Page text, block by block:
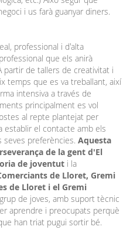
i us farà guanyar diners.
professional i d'alta
que els anirà
de tallers de creativitat i
temps que es va treballant, així
intensiva a través de
principalment es vol
al repte plantejat per
establir el contacte amb els
seves preferències. Aquesta
de la gent d'El
de joventut i la
de Lloret, Gremi
de Lloret i el Gremi
de joves, amb suport tècnic
aprendre i preocupats perquè
han triat pugui sortir bé.